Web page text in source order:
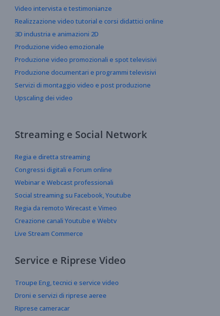
Video intervista e testimonianze
Realizzazione video tutorial e corsi didattici online
3D industria e animazioni 2D
Produzione video emozionale
Produzione video promozionali e spot televisivi
Produzione documentari e programmi televisivi
Servizi di montaggio video e post produzione
Upscaling dei video
Streaming e Social Network
Regia e diretta streaming
Congressi digitali e Forum online
Webinar e Webcast professionali
Social streaming su Facebook, Youtube
Regia da remoto Wirecast e Vimeo
Creazione canali Youtube e Webtv
Live Stream Commerce
Service e Riprese Video
Troupe Eng, tecnici e service video
Droni e servizi di riprese aeree
Riprese cameracar